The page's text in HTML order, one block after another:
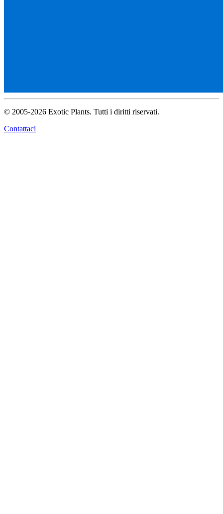
© 2005-2026 Exotic Plants. Tutti i diritti riservati.
Contattaci